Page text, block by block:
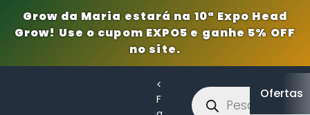
Grow da Maria estará na 10ª Expo Head
Grow! Use o cupom EXPO5 e ganhe 5% OFF
no site.
<
F
Ofertas